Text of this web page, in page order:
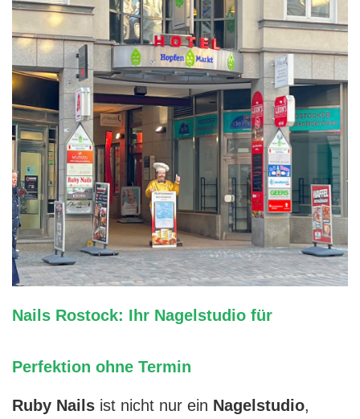
Nails Rostock: Ihr Nagelstudio für
Perfektion ohne Termin
Ruby Nails ist nicht nur ein Nagelstudio,